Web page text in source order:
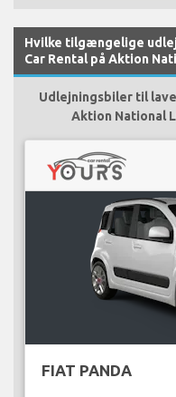
Hvilke tilgængelige
Car Rental på Aktion
Udlejningsbiler til
Aktion National
FIAT PANDA